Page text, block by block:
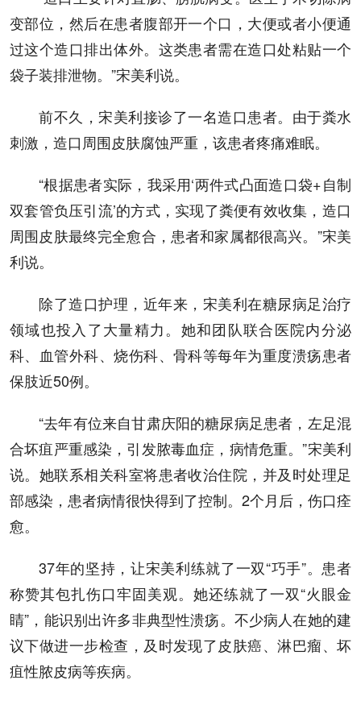
变部位，然后在患者腹部开一个口，大便或者小便通
过这个造口排出体外。这类患者需在造口处粘贴一个
袋子装排泄物。”宋美利说。
前不久，宋美利接诊了一名造口患者。由于粪水
刺激，造口周围皮肤腐蚀严重，该患者疼痛难眠。
“根据患者实际，我采用‘两件式凸面造口袋+自制
双套管负压引流’的方式，实现了粪便有效收集，造口
周围皮肤最终完全愈合，患者和家属都很高兴。”宋美
利说。
除了造口护理，近年来，宋美利在糖尿病足治疗
领域也投入了大量精力。她和团队联合医院内分泌
科、血管外科、烧伤科、骨科等每年为重度溃疡患者
保肢近50例。
“去年有位来自甘肃庆阳的糖尿病足患者，左足混
合坏疽严重感染，引发脓毒血症，病情危重。”宋美利
说。她联系相关科室将患者收治住院，并及时处理足
部感染，患者病情很快得到了控制。2个月后，伤口痊
愈。
37年的坚持，让宋美利练就了一双“巧手”。患者
称赞其包扎伤口牢固美观。她还练就了一双“火眼金
睛”，能识别出许多非典型性溃疡。不少病人在她的建
议下做进一步检查，及时发现了皮肤癌、淋巴瘤、坏
疽性脓皮病等疾病。